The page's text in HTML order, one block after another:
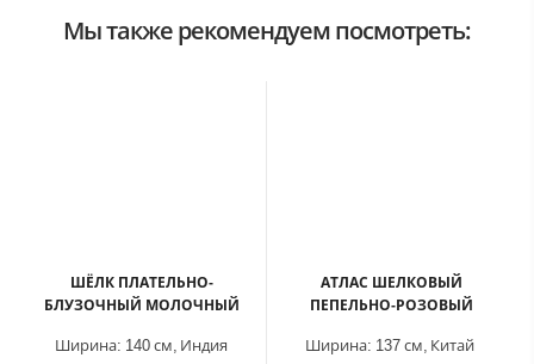
Мы также рекомендуем посмотреть:
ШЁЛК ПЛАТЕЛЬНО-
БЛУЗОЧНЫЙ МОЛОЧНЫЙ
Индия
Ширина: 140 см,
АТЛАС ШЕЛКОВЫЙ
ПЕПЕЛЬНО-РОЗОВЫЙ
Китай
Ширина: 137 см,